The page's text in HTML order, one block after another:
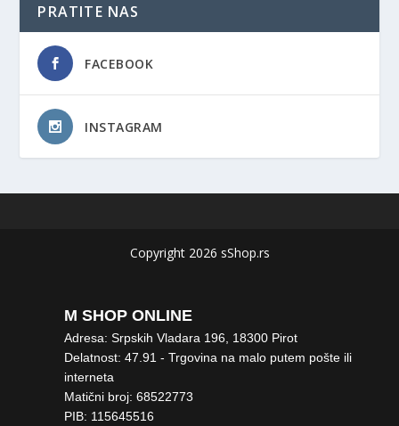
PRATITE NAS
FACEBOOK
INSTAGRAM
Copyright 2026 sShop.rs
M SHOP ONLINE
Adresa: Srpskih Vladara 196, 18300 Pirot
Delatnost: 47.91 - Trgovina na malo putem pošte ili
interneta
Matični broj: 68522773
PIB: 115645516